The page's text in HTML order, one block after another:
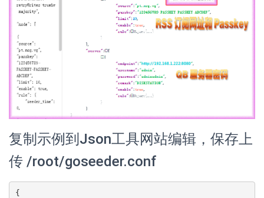
复制示例到Json工具网站编辑，保存上
传 /root/goseeder.conf
{